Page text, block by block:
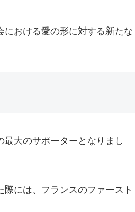
おける愛の形に対する新たな
大のサポーターとなりまし
には、フランスのファースト